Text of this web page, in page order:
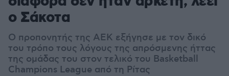
ο Σάκοτα
Ο προπονητής της ΑΕΚ εξήγησε με τον δικό
του τρόπο τους λόγους της απρόσμενης ήττας
της ομάδας του στον τελικό του Basketball
Champions League από τη Ρίτας